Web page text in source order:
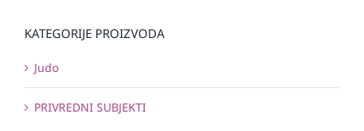
KATEGORIJE PROIZVODA
Judo
PRIVREDNI SUBJEKTI